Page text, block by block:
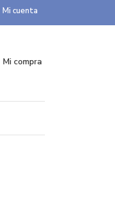
Mi cuenta
Mi compra